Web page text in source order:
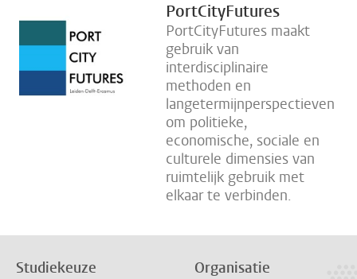
PortCityFutures
PortCityFutures maakt
gebruik van
interdisciplinaire
methoden en
langetermijnperspectieven
om politieke,
economische, sociale en
culturele dimensies van
ruimtelijk gebruik met
elkaar te verbinden.
Studiekeuze Organisatie